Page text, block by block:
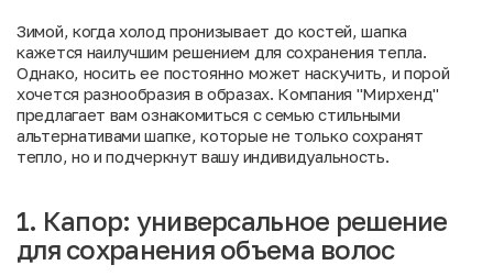
решение для
сохранения
объема волос
и стиль в
одном
аксессуаре
тепло и
комфорт в
самые
холодные
дни
повязка:
тренд
славянской
эстетики
доступный
способ
смены
образа
Зимой, когда холод пронизывает до костей, шапка
кажется наилучшим решением для сохранения тепла.
Однако, носить ее постоянно может наскучить, и порой
хочется разнообразия в образах. Компания "Мирхенд"
предлагает вам ознакомиться с семью стильными
альтернативами шапке, которые не только сохранят
тепло, но и подчеркнут вашу индивидуальность.
1. Капор: универсальное решение
для сохранения объема волос